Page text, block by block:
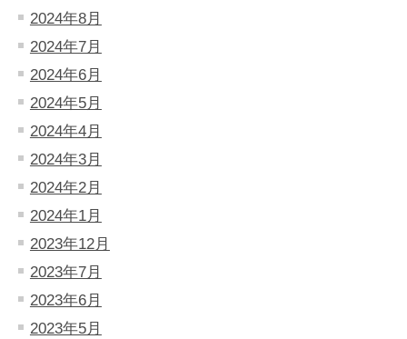
2024年8月
2024年7月
2024年6月
2024年5月
2024年4月
2024年3月
2024年2月
2024年1月
2023年12月
2023年7月
2023年6月
2023年5月